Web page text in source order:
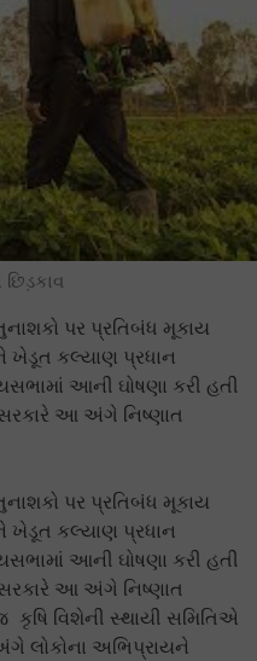
પર પ્રતિબંધ મૂકાય
ખેડૂત કલ્યાણ પ્રધાન
આની ઘોષણા કરી હતી
આ અંગે નિષ્ણાત
પર પ્રતિબંધ મૂકાય
ખેડૂત કલ્યાણ પ્રધાન
આની ઘોષણા કરી હતી
આ અંગે નિષ્ણાત
વિશેની સ્થાયી સમિતિએ
લોકોના અભિપ્રાયને